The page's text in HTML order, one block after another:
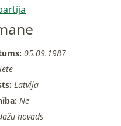
05.09.1987
Latvija
Nē
novads